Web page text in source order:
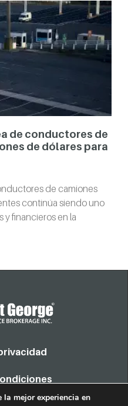
de conductores de
de dólares para
de camiones
continúa siendo uno
y financieros en la
mejor experiencia en